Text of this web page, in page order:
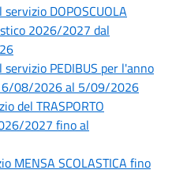
DOPOSCUOLA
2026/2027 dal
PEDIBUS per l'anno
6/08/2026 al 5/09/2026
del TRASPORTO
2027 fino al
MENSA SCOLASTICA fino